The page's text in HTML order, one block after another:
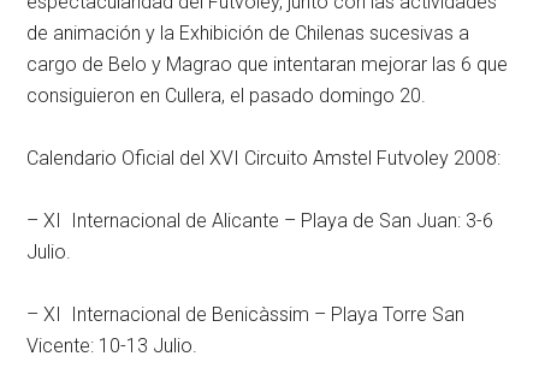
de animación y la Exhibición de Chilenas sucesivas a
cargo de Belo y Magrao que intentaran mejorar las 6 que
consiguieron en Cullera, el pasado domingo 20.
Calendario Oficial del XVI Circuito Amstel Futvoley 2008:
– XI Internacional de Alicante – Playa de San Juan: 3-6
Julio.
– XI Internacional de Benicàssim – Playa Torre San
Vicente: 10-13 Julio.